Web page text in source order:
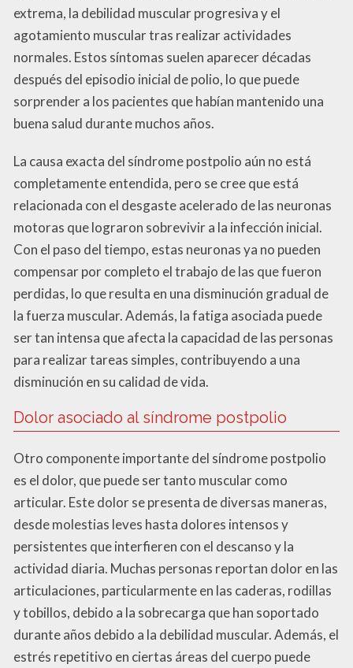
extrema, la debilidad muscular progresiva y el
agotamiento muscular tras realizar actividades
normales. Estos síntomas suelen aparecer décadas
después del episodio inicial de polio, lo que puede
sorprender a los pacientes que habían mantenido una
buena salud durante muchos años.
La causa exacta del síndrome postpolio aún no está
completamente entendida, pero se cree que está
relacionada con el desgaste acelerado de las neuronas
motoras que lograron sobrevivir a la infección inicial.
Con el paso del tiempo, estas neuronas ya no pueden
compensar por completo el trabajo de las que fueron
perdidas, lo que resulta en una disminución gradual de
la fuerza muscular. Además, la fatiga asociada puede
ser tan intensa que afecta la capacidad de las personas
para realizar tareas simples, contribuyendo a una
disminución en su calidad de vida.
Dolor asociado al síndrome postpolio
Otro componente importante del síndrome postpolio
es el dolor, que puede ser tanto muscular como
articular. Este dolor se presenta de diversas maneras,
desde molestias leves hasta dolores intensos y
persistentes que interfieren con el descanso y la
actividad diaria. Muchas personas reportan dolor en las
articulaciones, particularmente en las caderas, rodillas
y tobillos, debido a la sobrecarga que han soportado
durante años debido a la debilidad muscular. Además, el
estrés repetitivo en ciertas áreas del cuerpo puede